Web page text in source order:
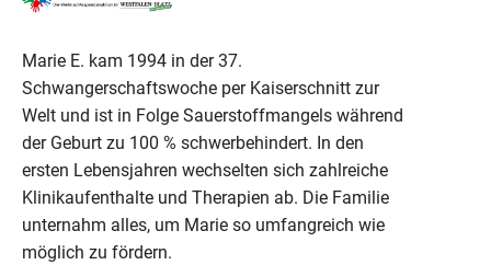
Marie E. kam 1994 in der 37.
Schwangerschaftswoche per Kaiserschnitt zur
Welt und ist in Folge Sauerstoffmangels während
der Geburt zu 100 % schwerbehindert. In den
ersten Lebensjahren wechselten sich zahlreiche
Klinikaufenthalte und Therapien ab. Die Familie
unternahm alles, um Marie so umfangreich wie
möglich zu fördern.